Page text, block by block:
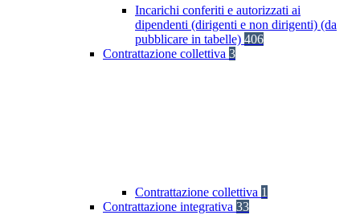
Incarichi conferiti e autorizzati ai
dipendenti (dirigenti e non dirigenti) (da
pubblicare in tabelle) 406
Contrattazione collettiva 3
Contrattazione collettiva 1
Contrattazione integrativa 33